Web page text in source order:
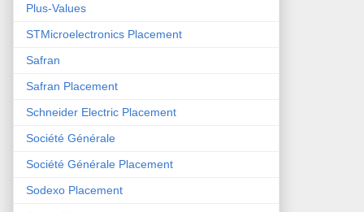
Plus-Values
STMicroelectronics Placement
Safran
Safran Placement
Schneider Electric Placement
Société Générale
Société Générale Placement
Sodexo Placement